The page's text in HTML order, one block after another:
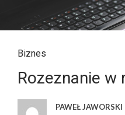
Biznes
Rozeznanie w
PAWEŁ JAWORSKI